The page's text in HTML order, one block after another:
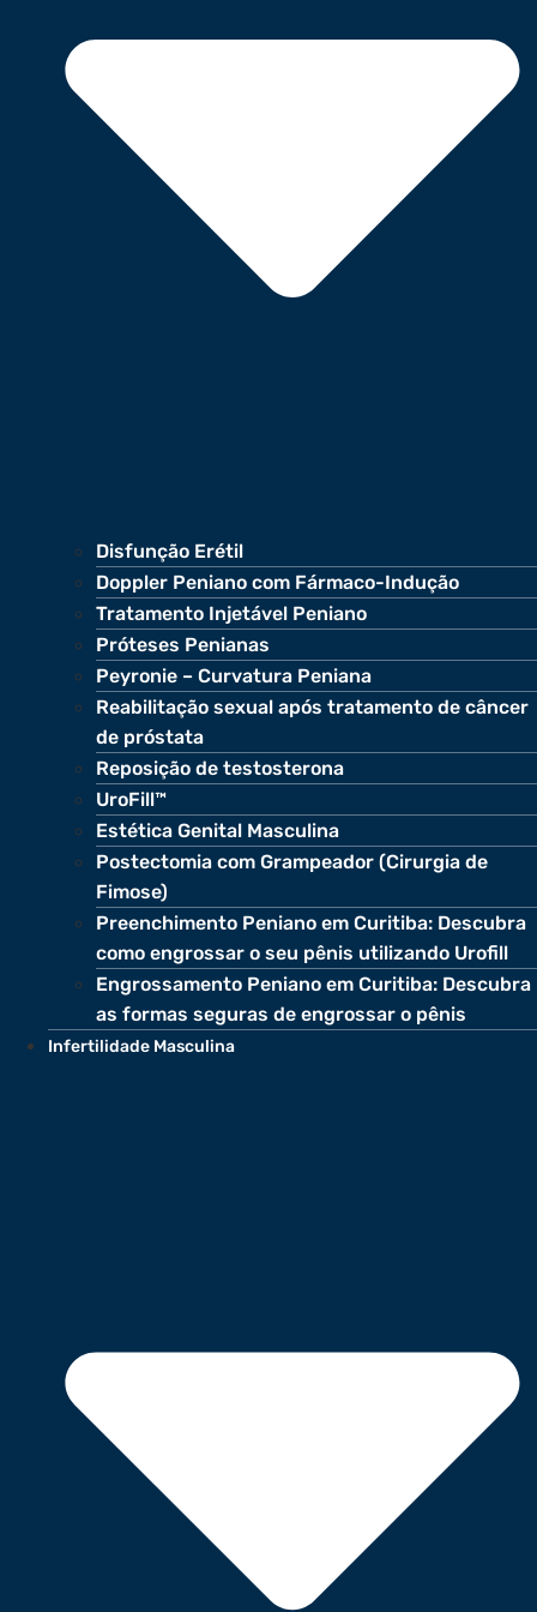
Disfunção Erétil
Doppler Peniano com Fármaco-Indução
Tratamento Injetável Peniano
Próteses Penianas
Peyronie – Curvatura Peniana
Reabilitação sexual após tratamento de câncer
de próstata
Reposição de testosterona
UroFill™
Estética Genital Masculina
Postectomia com Grampeador (Cirurgia de
Fimose)
Preenchimento Peniano em Curitiba: Descubra
como engrossar o seu pênis utilizando Urofill
Engrossamento Peniano em Curitiba: Descubra
as formas seguras de engrossar o pênis
Infertilidade Masculina